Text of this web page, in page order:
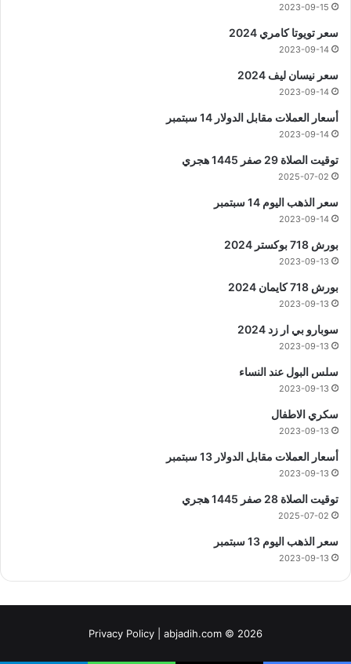
2023-09-15
سعر تويوتا كامري 2024
2023-09-14
سعر نيسان ليف 2024
2023-09-14
أسعار العملات مقابل الدولار 14 سبتمبر
2023-09-14
توقيت الصلاة 29 صفر 1445 هجري
2025-07-02
سعر الذهب اليوم 14 سبتمبر
2023-09-14
بورش 718 بوكستر 2024
2023-09-13
بورش 718 كايمان 2024
2023-09-13
سوبارو بي ار زد 2024
2023-09-13
سلس البول عند النساء
2023-09-13
سكري الاطفال
2023-09-13
أسعار العملات مقابل الدولار 13 سبتمبر
2023-09-13
توقيت الصلاة 28 صفر 1445 هجري
2025-07-02
سعر الذهب اليوم 13 سبتمبر
2023-09-13
Privacy Policy | abjadih.com © 2026